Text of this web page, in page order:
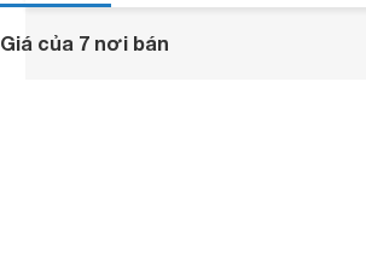
Giá của 7 nơi bán